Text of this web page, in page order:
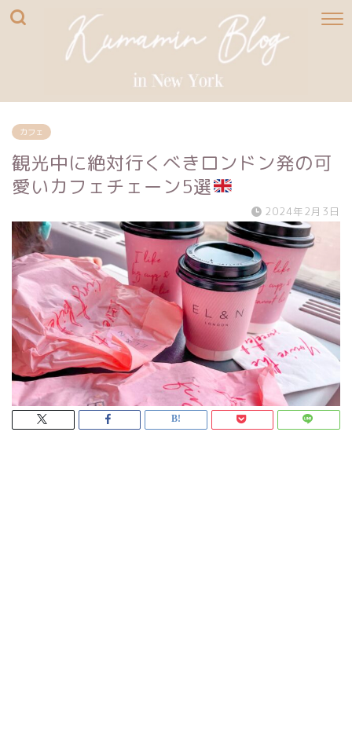
カフェ
観光中に絶対行くべきロンドン発の可
愛いカフェチェーン5選
2024年2月3日